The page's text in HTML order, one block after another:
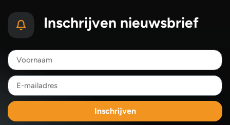
Inschrijven nieuwsbrief
Inschrijven